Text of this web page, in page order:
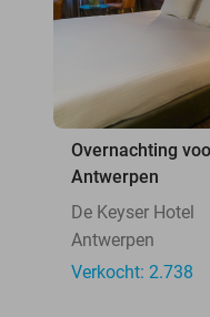
Overnachting
Antwerpen
De Keyser Hotel
Antwerpen
Verkocht: 2.738